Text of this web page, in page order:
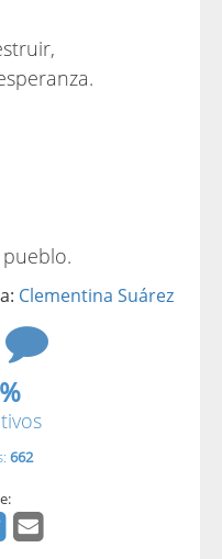
Clementina Suárez
662